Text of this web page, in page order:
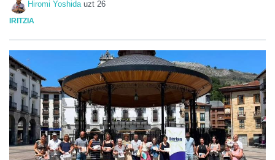
Hiromi Yoshida uzt 26
IRITZIA